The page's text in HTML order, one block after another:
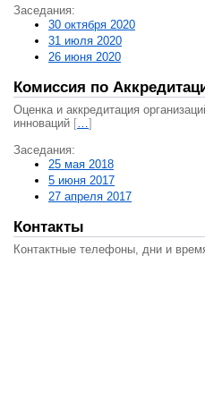
Заседания:
30 октября 2020
31 июля 2020
26 июня 2020
Комиссия по
Оценка и аккредитация
инноваций […]
Заседания:
25 мая 2018
5 июня 2017
27 апреля 2017
Контакты
Контактные телефоны, дни и